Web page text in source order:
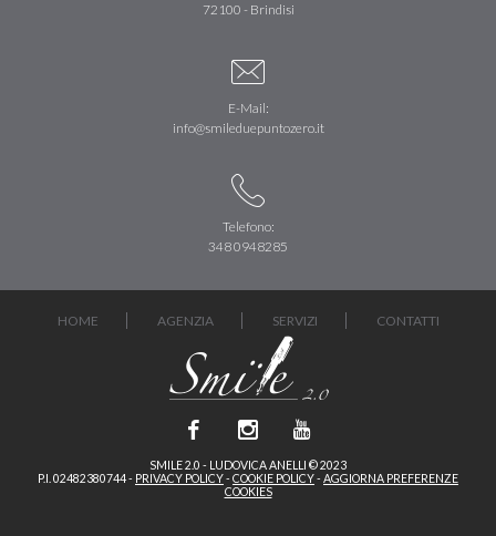
72100 - Brindisi
E-Mail:
info@smileduepuntozero.it
Telefono:
348 0948285
HOME AGENZIA SERVIZI CONTATTI
SMILE 2.0 - LUDOVICA ANELLI © 2023
P.I. 02482380744 - PRIVACY POLICY- COOKIE POLICY- AGGIORNA PREFERENZE
COOKIES